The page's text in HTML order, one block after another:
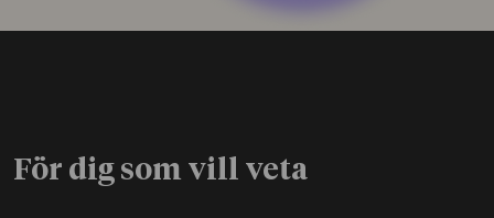
För dig som vill veta